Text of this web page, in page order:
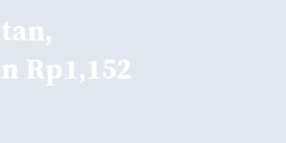
Rp1,152